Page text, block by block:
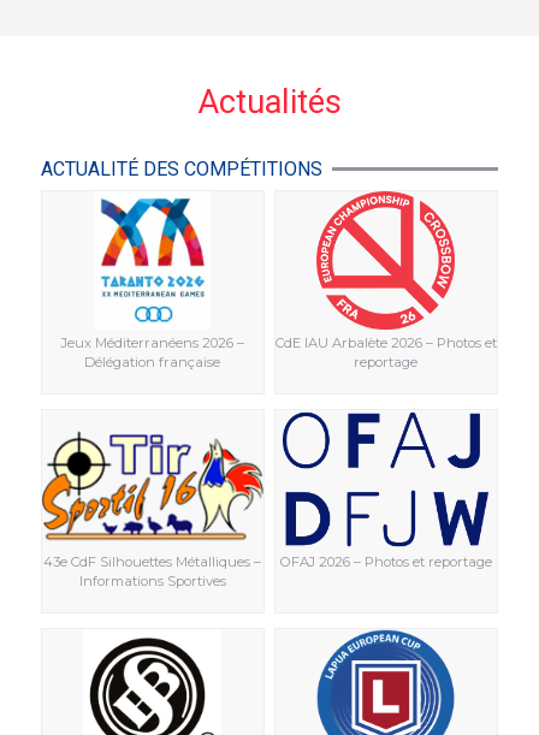
Actualités
ACTUALITÉ DES COMPÉTITIONS
Jeux Méditerranéens 2026 –
Délégation française
CdE IAU Arbalète 2026 – Photos et
reportage
43e CdF Silhouettes Métalliques –
Informations Sportives
OFAJ 2026 – Photos et reportage